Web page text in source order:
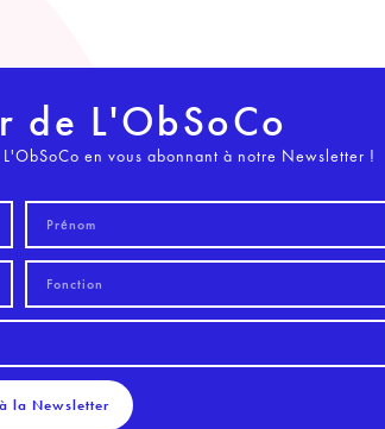
de L'ObSoCo
en vous abonnant à notre Newsletter !
la Newsletter